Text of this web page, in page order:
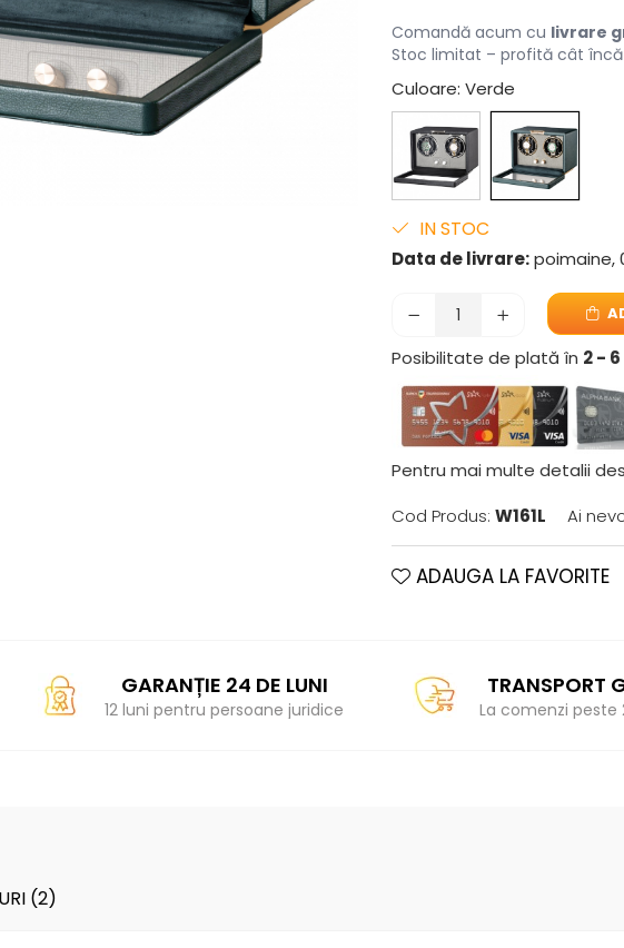
Comandă acum cu livrare
Stoc limitat – profită cât încă
Culoare: Verde
IN STOC
Data de livrare:poimaine,
Posibilitate de plată în 2 - 6
Pentru mai multe detalii
Cod Produs: W161L Ai
ADAUGA LA FAVORITE
GARANȚIE 24 DE LUNI
12 luni pentru persoane juridice
TRANSPORT
La comenzi peste
(2)